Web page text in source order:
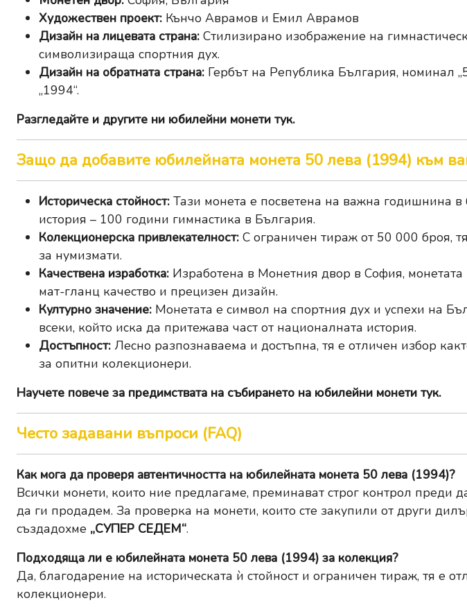
Художествен проект: Кънчо Аврамов и Емил Аврамов
Дизайн на лицевата страна: Стилизирано изображение на
символизираща спортния дух.
Дизайн на обратната страна: Гербът на Република България, номинал
„1994“.
Разгледайте и другите ни юбилейни монети тук.
Защо да добавите юбилейната монета 50 лева (1994) към
Историческа стойност: Тази монета е посветена на важна годишнина в
история – 100 години гимнастика в България.
Колекционерска привлекателност: С ограничен тираж от 50 000 броя,
за нумизмати.
Качествена изработка: Изработена в Монетния двор в София, монетата
мат-гланц качество и прецизен дизайн.
Културно значение: Монетата е символ на спортния дух и успехи на
всеки, който иска да притежава част от националната история.
Достъпност: Лесно разпознаваема и достъпна, тя е отличен избор
за опитни колекционери.
Научете повече за предимствата на събирането на юбилейни монети тук.
Често задавани въпроси (FAQ)
Как мога да проверя автентичността на юбилейната монета 50 лева (1994)?
Всички монети, които ние предлагаме, преминават строг контрол преди
да ги продадем. За проверка на монети, които сте закупили от други
създадохме „СУПЕР СЕДЕМ“.
Подходяща ли е юбилейната монета 50 лева (1994) за колекция?
Да, благодарение на историческата ѝ стойност и ограничен тираж, тя е
колекционери.